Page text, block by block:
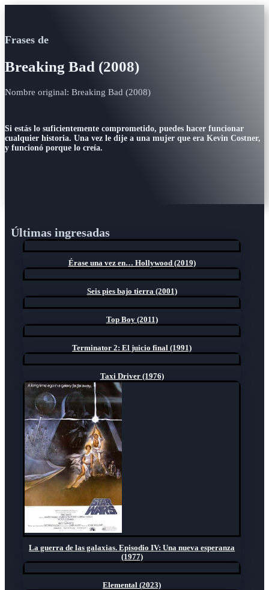
Frases de
Breaking Bad (2008)
Nombre original: Breaking Bad (2008)
Si estás lo suficientemente comprometido, puedes hacer funcionar
cualquier historia. Una vez le dije a una mujer que era Kevin Costner,
y funcionó porque lo creía.
Últimas ingresadas
Érase una vez en… Hollywood (2019)
Seis pies bajo tierra (2001)
Top Boy (2011)
Terminator 2: El juicio final (1991)
Taxi Driver (1976)
La guerra de las galaxias. Episodio IV: Una nueva esperanza
(1977)
Elemental (2023)